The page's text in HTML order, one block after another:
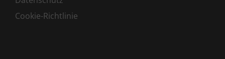
Cookie-Richtlinie